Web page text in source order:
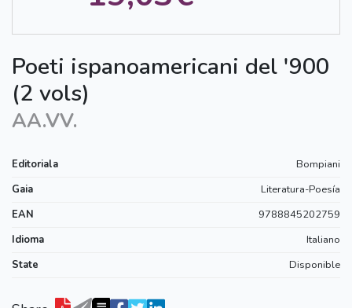
Poeti ispanoamericani del '900
(2 vols)
AA.VV.
Editoriala
Bompiani
Gaia
Literatura-Poesía
EAN
9788845202759
Idioma
Italiano
State
Disponible